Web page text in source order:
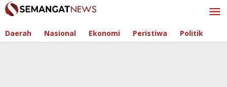
Skip
to
Daerah Nasional Ekonomi Peristiwa Politik